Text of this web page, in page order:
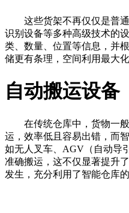
这些货架不再仅仅是普
识别设备等多种高级技术的
类、数量、位置等信息，并
储更有条理，空间利用最大化
自动搬运设备
在传统仓库中，货物一
运，效率低且容易出错，而
如无人叉车、AGV（自动导
准确搬运，这不仅显著提升
发生，充分利用了智能仓库的